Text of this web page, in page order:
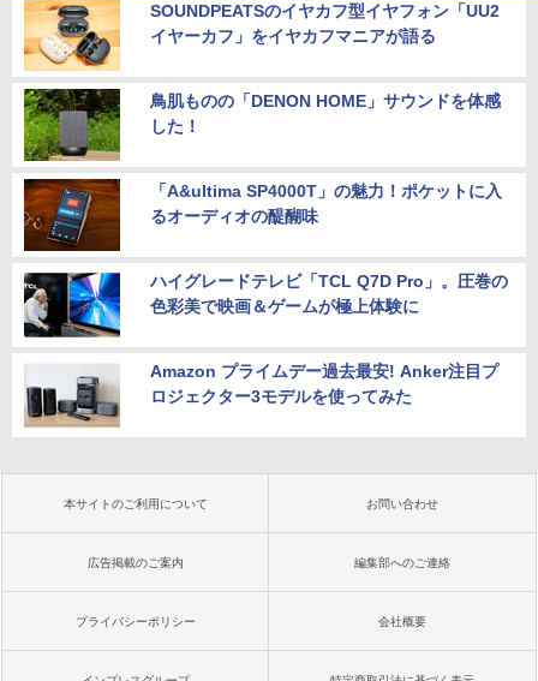
SOUNDPEATSのイヤカフ型イヤフォン「UU2
イヤーカフ」をイヤカフマニアが語る
鳥肌ものの「DENON HOME」サウンドを体感
した！
「A&ultima SP4000T」の魅力！ポケットに入
るオーディオの醍醐味
ハイグレードテレビ「TCL Q7D Pro」。圧巻の
色彩美で映画＆ゲームが極上体験に
Amazon プライムデー過去最安! Anker注目プ
ロジェクター3モデルを使ってみた
本サイトのご利用について お問い合わせ
広告掲載のご案内 編集部へのご連絡
プライバシーポリシー 会社概要